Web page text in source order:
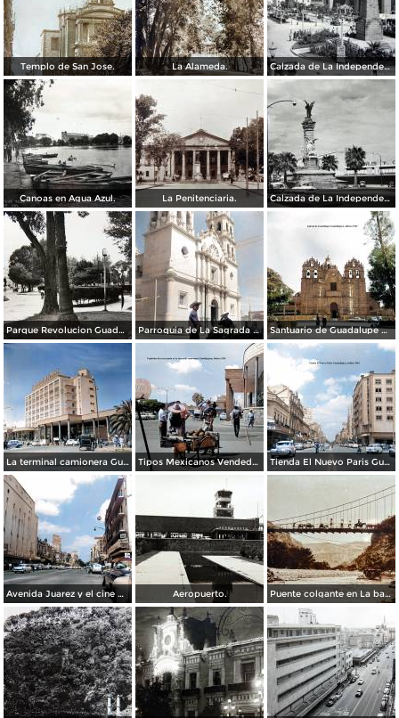
Templo de San Jose. La Alameda. Calzada de La Independencia y Mto. a Juarez Guadalajara, Jalisco. ( Circulada el 5 de Septiembre de 1929 ).
Canoas en Agua Azul. La Penitenciaria. Calzada de La Independencia Guadalajara, Jalisco.
Parque Revolucion Guadalajara, Jalisco. Parroquia de La Sagrada familia Guadalajara, Jalisco 1961. Santuario de Guadalupe Guadalajara, Jalisco 1961.
La terminal camionera Guadalajara, Jalisco 1961 Tipos Mexicanos Vendedor de cocos junto a La terminal camionera Guadalajara, Jalisco 1961 Tienda El Nuevo Paris Guadalajara, Jalisco 1961
Avenida Juarez y el cine Variedades Guadalajara, Jalisco 1961 Aeropuerto. Puente colgante en La barranca de Oblatos.